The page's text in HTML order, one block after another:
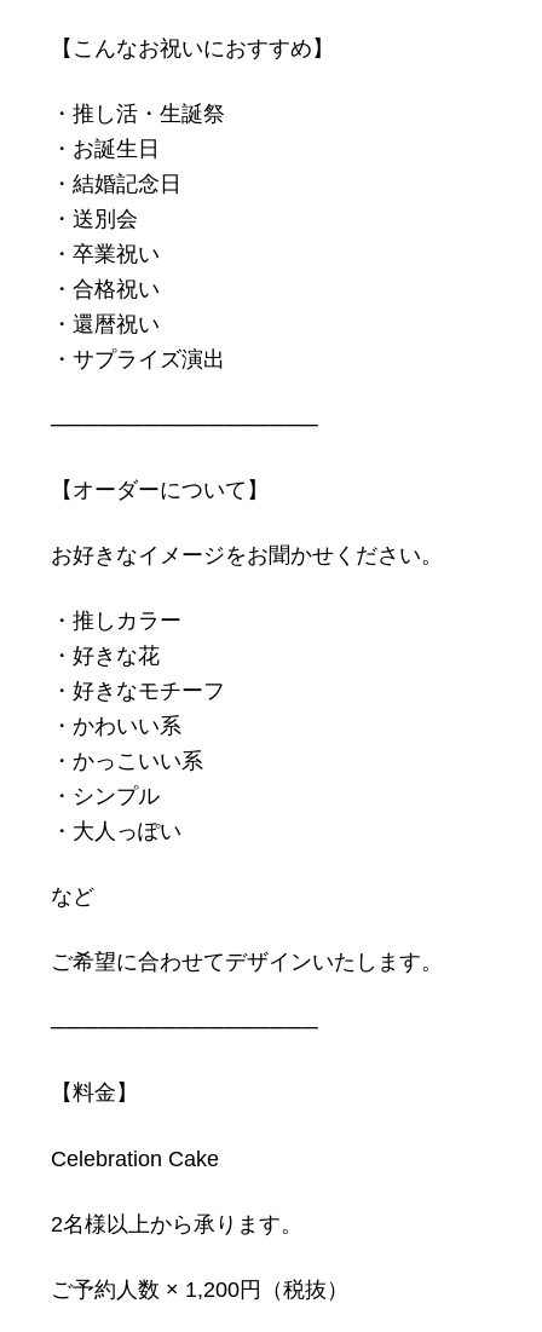
【こんなお祝いにおすすめ】
・推し活・生誕祭
・お誕生日
・結婚記念日
・送別会
・卒業祝い
・合格祝い
・還暦祝い
・サプライズ演出
─────────────────
【オーダーについて】
お好きなイメージをお聞かせください。
・推しカラー
・好きな花
・好きなモチーフ
・かわいい系
・かっこいい系
・シンプル
・大人っぽい
など
ご希望に合わせてデザインいたします。
─────────────────
【料金】
Celebration Cake
2名様以上から承ります。
ご予約人数 × 1,200円（税抜）